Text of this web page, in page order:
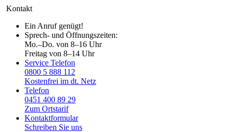
Kontakt
Ein Anruf genügt!
Sprech- und Öffnungszeiten:
Mo.–Do. von 8–16 Uhr
Freitag von 8–14 Uhr
Service Telefon
0800 5 888 112
Kostenfrei im dt. Netz
Telefon
0451 400 89 29
Zum Ortstarif
Kontaktformular
Schreiben Sie uns